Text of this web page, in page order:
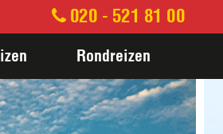
020 - 521 81 00
Rondreizen